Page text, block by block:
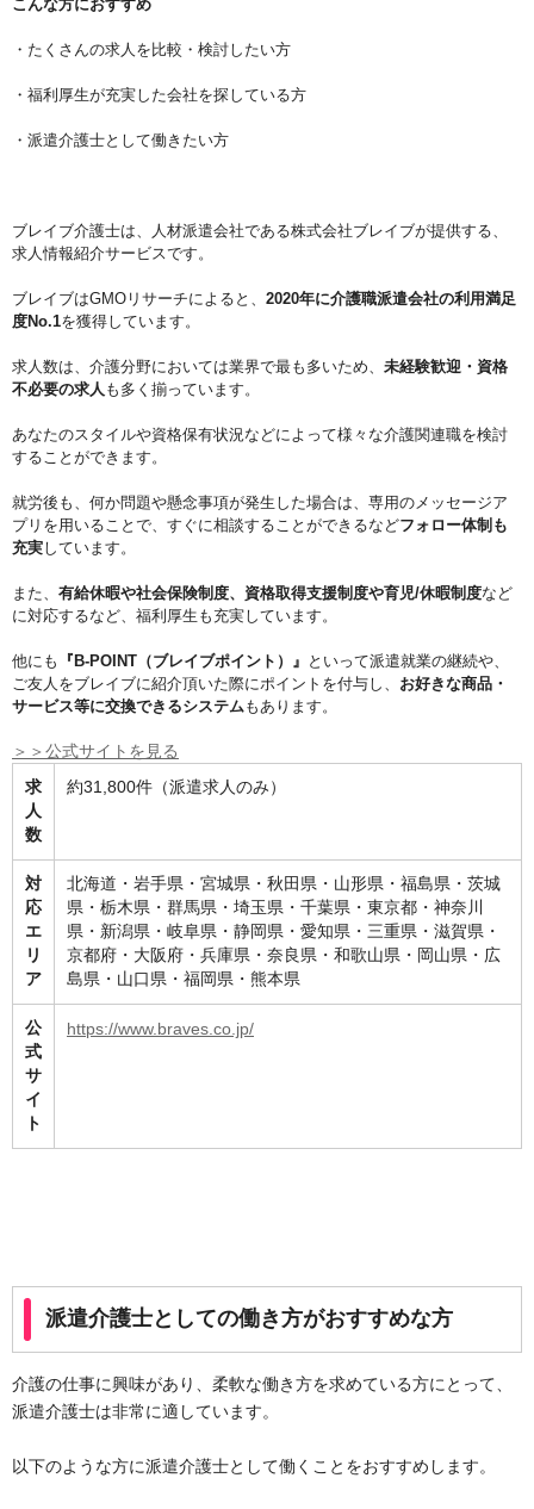
こんな方におすすめ
・たくさんの求人を比較・検討したい方
・福利厚生が充実した会社を探している方
・派遣介護士として働きたい方
ブレイブ介護士は、人材派遣会社である株式会社ブレイブが提供する、
求人情報紹介サービスです。
ブレイブはGMOリサーチによると、 2020年に介護職派遣会社の利用満足
度No.1を獲得しています。
求人数は、介護分野においては業界で最も多いため、 未経験歓迎・資格
不必要の求人 も多く揃っています。
あなたのスタイルや資格保有状況などによって様々な介護関連職を検討
することができます。
就労後も、何か問題や懸念事項が発生した場合は、専用のメッセージア
プリを用いることで、すぐに相談することができるなどフォロー体制も
充実しています。
また、 有給休暇や社会保険制度、資格取得支援制度や育児/休暇制度など
に対応するなど、福利厚生も充実しています。
他にも 『B-POINT（ブレイブポイント）』 といって派遣就業の継続や、
ご友人をブレイブに紹介頂いた際にポイントを付与し、 お好きな商品・
サービス等に交換できるシステム もあります。
＞＞公式サイトを見る
求
人
数
約31,800件（派遣求人のみ）
対
応
エ
リ
ア
北海道・岩手県・宮城県・秋田県・山形県・福島県・茨城
県・栃木県・群馬県・埼玉県・千葉県・東京都・神奈川
県・新潟県・岐阜県・静岡県・愛知県・三重県・滋賀県・
京都府・大阪府・兵庫県・奈良県・和歌山県・岡山県・広
島県・山口県・福岡県・熊本県
公
式
サ
イ
ト
https://www.braves.co.jp/
派遣介護士としての働き方がおすすめな方
介護の仕事に興味があり、柔軟な働き方を求めている方にとって、
派遣介護士は非常に適しています。
以下のような方に派遣介護士として働くことをおすすめします。